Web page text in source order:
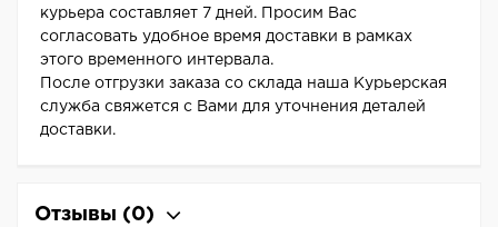
курьера составляет 7 дней. Просим Вас
согласовать удобное время доставки в рамках
этого временного интервала.
После отгрузки заказа со склада наша Курьерская
служба свяжется с Вами для уточнения деталей
доставки.
Отзывы (0)